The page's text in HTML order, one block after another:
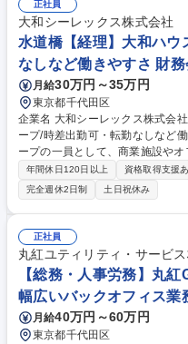
援■地域団体（DMO/地域商社/ス
支援■シティプロモーションや地
集職種 【地域産業振興・再生支
ン支援
正社員
大和シーレックス株式会社
水道橋【経理】大和ハウ
なしなど働きやすさ 財
月給30万円～35万円
東京都千代田区
企業名 大和シーレックス株式会社 求人名 水道橋【経理】大和ハウスグ
ープ/時差出勤可・転勤なしなど働きやすさ◎ 仕事の
ープの一員として、商業施設や
て経理業務をお任せします。 【
決算補)・請求書発行、支払 業務、入金管理・月次/年次決算・予実管理・
経費精算内容の確認および承認
出・経営ボードへのレポーティ
に主任等の役職についていただく
ジションですが、管理部門のゼ
シャリストを目指すもご自身で登
集職種 水道橋【経理】大和ハウ
きやすさ◎
年間休日120日以上 資格取得支援
完全週休2日制
土日祝休み
正社員
丸紅ユティリティ・サービ
【総務・人事労務】丸
幅広いバックオフィス業
月給40万円～60万円
東京都千代田区